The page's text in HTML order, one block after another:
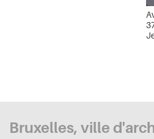
Bruxelles, ville